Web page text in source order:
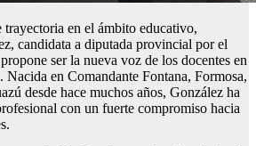
trayectoria en el ámbito educativo,
candidata a diputada provincial por el
ser la nueva voz de los docentes en
Nacida en Comandante Fontana, Formosa,
desde hace muchos años, González ha
con un fuerte compromiso hacia